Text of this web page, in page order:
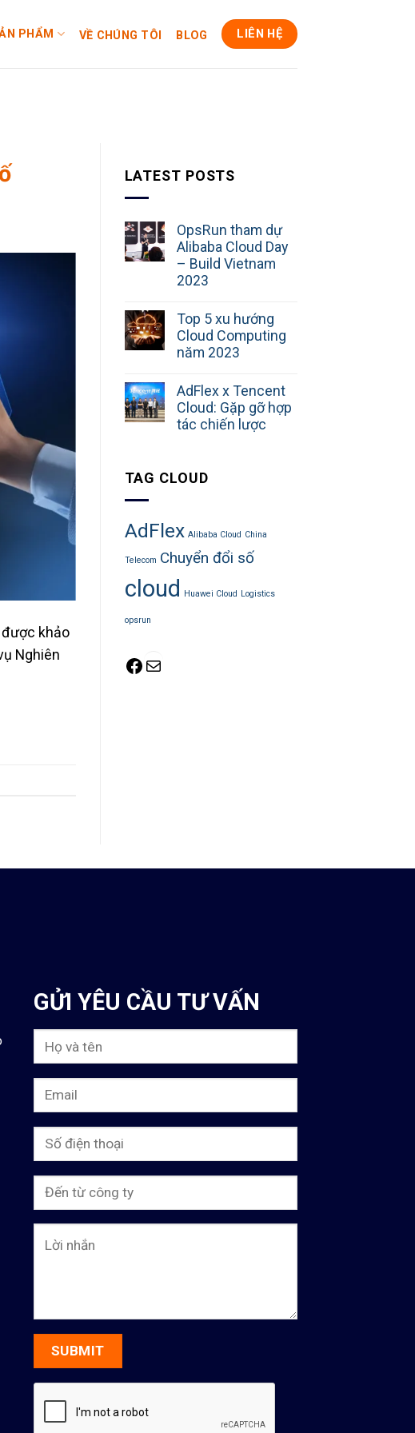
PHẨM VỀ CHÚNG TÔI BLOG LIÊN HỆ
được khảo
Nghiên
LATEST POSTS
OpsRun tham dự
Alibaba Cloud Day
– Build Vietnam
2023
Top 5 xu hướng
Cloud Computing
năm 2023
AdFlex x Tencent
Cloud: Gặp gỡ hợp
tác chiến lược
TAG CLOUD
AdFlex Alibaba Cloud China
Telecom Chuyển đổi số
cloud Huawei Cloud Logistics
opsrun
Facebook
GỬI YÊU CẦU TƯ VẤN